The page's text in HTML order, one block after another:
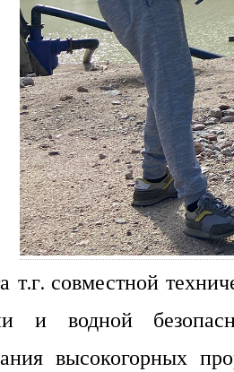
т.г. совместной
и водной
высокогорных